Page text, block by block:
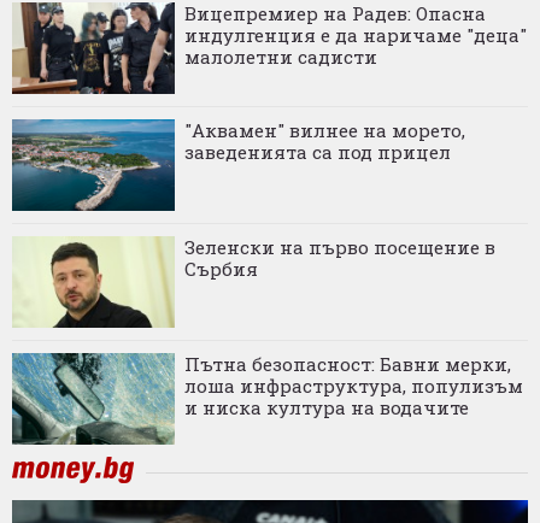
Вицепремиер на Радев: Опасна
индулгенция е да наричаме "деца"
малолетни садисти
"Аквамен" вилнее на морето,
заведенията са под прицел
Зеленски на първо посещение в
Сърбия
Пътна безопасност: Бавни мерки,
лоша инфраструктура, популизъм
и ниска култура на водачите